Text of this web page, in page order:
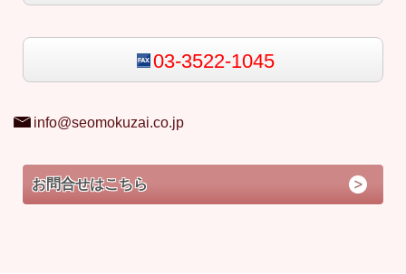
03-3522-1045
info@seomokuzai.co.jp
お問合せはこちら